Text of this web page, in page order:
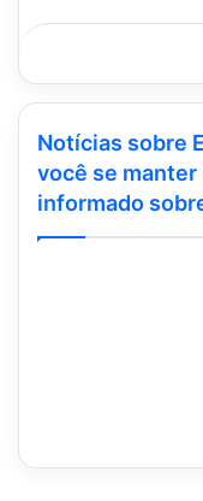
Notícias sobre
você se manter
informado